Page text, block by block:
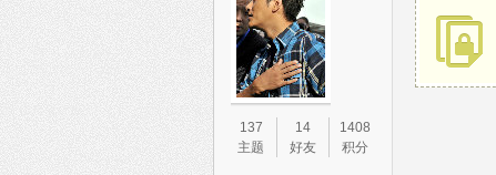
137
主题
14
好友
1408
积分